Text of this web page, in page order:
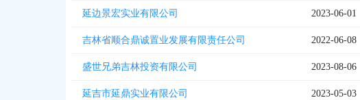
延边景宏实业有限公司 2023-06-01
吉林省顺合鼎诚置业发展有限责任公司 2022-06-08
盛世兄弟吉林投资有限公司 2023-08-06
延吉市延鼎实业有限公司 2023-05-03